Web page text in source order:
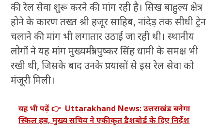
की रेल सेवा शुरू करने की मांग रही है। सिख बाहुल्य क्षेत्र
होने के कारण तख्त श्री हजूर साहिब, नांदेड़ तक सीधी ट्रेन
चलाने की मांग भी लगातार उठाई जा रही थी। स्थानीय
लोगों ने यह मांग मुख्यमंत्री पुष्कर सिंह धामी के समक्ष भी
रखी थी, जिसके बाद उनके प्रयासों से इस रेल सेवा को
मंजूरी मिली।
यह भी पढ़ें 👉 Uttarakhand News: उत्तराखंड बनेगा
स्किल हब, मुख्य सचिव ने एकीकृत डैशबोर्ड के दिए निर्देश